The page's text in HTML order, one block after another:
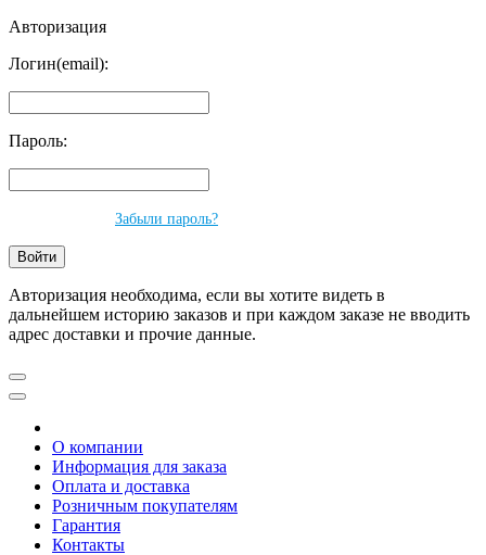
Авторизация
Логин(email):
Пароль:
Забыли пароль?
Авторизация необходима, если вы хотите видеть в
дальнейшем историю заказов и при каждом заказе не вводить
адрес доставки и прочие данные.
О компании
Информация для заказа
Оплата и доставка
Розничным покупателям
Гарантия
Контакты